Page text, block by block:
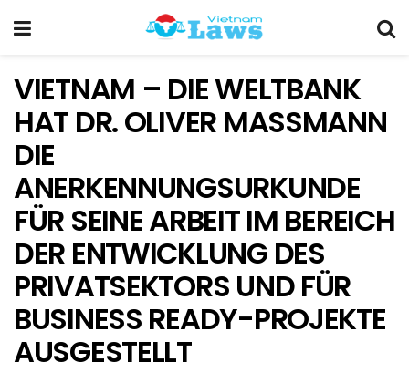
VIETNAM – DIE WELTBANK
HAT DR. OLIVER MASSMANN
DIE
ANERKENNUNGSURKUNDE
FÜR SEINE ARBEIT IM BEREICH
DER ENTWICKLUNG DES
PRIVATSEKTORS UND FÜR
BUSINESS READY-PROJEKTE
AUSGESTELLT